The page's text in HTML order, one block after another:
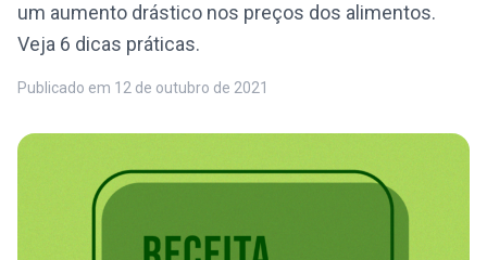
um aumento drástico nos preços dos alimentos.
Veja 6 dicas práticas.
Publicado em 12 de outubro de 2021